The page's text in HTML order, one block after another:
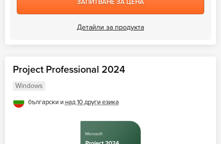
ЗАПИТВАНЕ ЗА ЦЕНА
Детайли за продукта
Project Professional 2024
Windows
български и над 10 други езика